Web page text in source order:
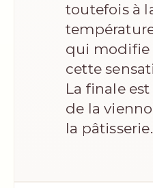
toutefois à
qui modifie
cette
La finale
de la
la pâtisserie.